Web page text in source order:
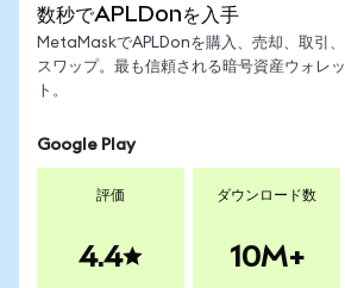
数秒でAPLDonを入手
MetaMaskでAPLDonを購入、売却、取引、
スワップ。最も信頼される暗号資産ウォレッ
ト。
Google Play
評価
4.4
ダウンロード数
10M+